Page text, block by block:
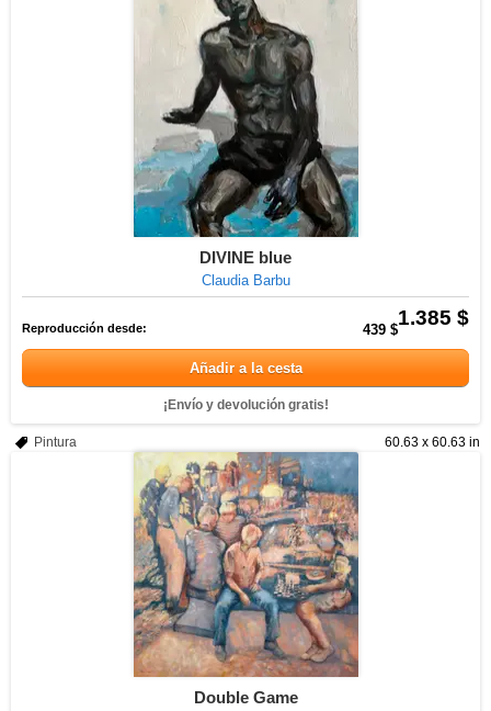
DIVINE blue
Claudia Barbu
1.385 $
Reproducción desde: 439 $
Añadir a la cesta
¡Envío y devolución gratis!
60.63 x 60.63 in
Pintura
Double Game